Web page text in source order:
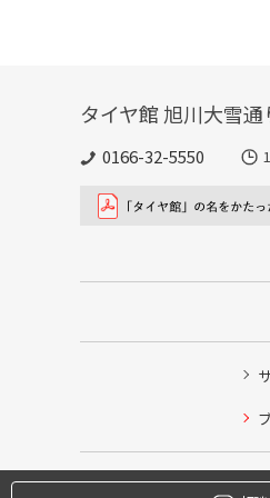
タイヤ館 旭川大雪通
0166-32-5550
タイヤ点検・安全点
クローク契約会員専
本日のタイヤ履き替え